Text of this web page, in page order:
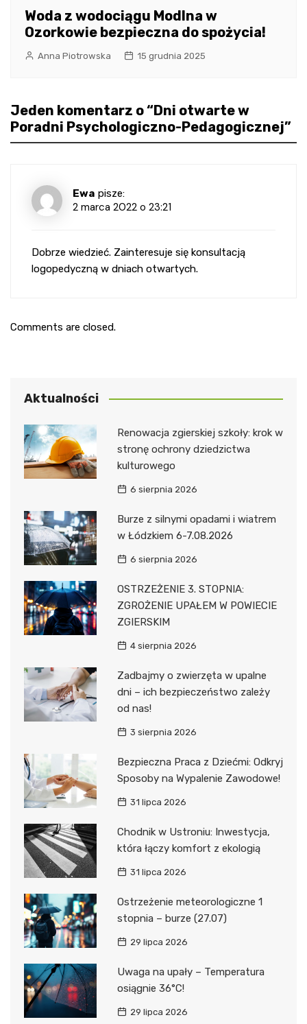
Woda z wodociągu Modlna w
Ozorkowie bezpieczna do spożycia!
Anna Piotrowska 15 grudnia 2025
Jeden komentarz o “Dni otwarte w
Poradni Psychologiczno-Pedagogicznej”
Ewa pisze:
2 marca 2022 o 23:21
Dobrze wiedzieć. Zainteresuje się konsultacją
logopedyczną w dniach otwartych.
Comments are closed.
Aktualności
Renowacja zgierskiej szkoły: krok w
stronę ochrony dziedzictwa
kulturowego
6 sierpnia 2026
Burze z silnymi opadami i wiatrem
w Łódzkiem 6-7.08.2026
6 sierpnia 2026
OSTRZEŻENIE 3. STOPNIA:
ZGROŻENIE UPAŁEM W POWIECIE
ZGIERSKIM
4 sierpnia 2026
Zadbajmy o zwierzęta w upalne
dni – ich bezpieczeństwo zależy
od nas!
3 sierpnia 2026
Bezpieczna Praca z Dziećmi: Odkryj
Sposoby na Wypalenie Zawodowe!
31 lipca 2026
Chodnik w Ustroniu: Inwestycja,
która łączy komfort z ekologią
31 lipca 2026
Ostrzeżenie meteorologiczne 1
stopnia – burze (27.07)
29 lipca 2026
Uwaga na upały – Temperatura
osiągnie 36°C!
29 lipca 2026